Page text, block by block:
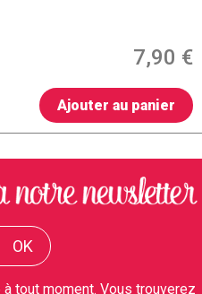
7,90 €
Ajouter au panier
tout moment. Vous trouverez